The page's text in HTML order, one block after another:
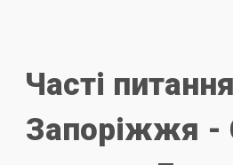
Часті
Запоріжжя -